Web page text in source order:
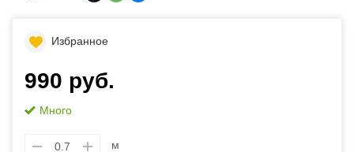
Избранное
990 руб.
Много
м